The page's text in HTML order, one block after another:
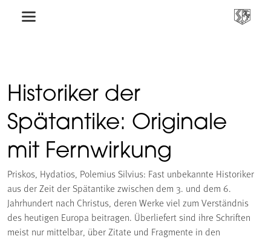
Historiker der
Spätantike: Originale
mit Fernwirkung
Priskos, Hydatios, Polemius Silvius: Fast unbekannte Historiker
aus der Zeit der Spätantike zwischen dem 3. und dem 6.
Jahrhundert nach Christus, deren Werke viel zum Verständnis
des heutigen Europa beitragen. Überliefert sind ihre Schriften
meist nur mittelbar, über Zitate und Fragmente in den